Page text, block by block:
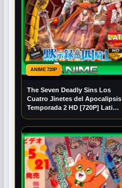
ANIME 720P
The Seven Deadly Sins Los
Cuatro Jinetes del Apocalipsis
Temporada 2 HD [720P] Latino